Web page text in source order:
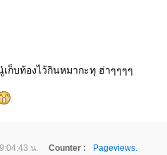
ก็บท้องไว้กินหมากะทุ ฮ่าๆๆๆๆ
น. Counter :
Pageviews.